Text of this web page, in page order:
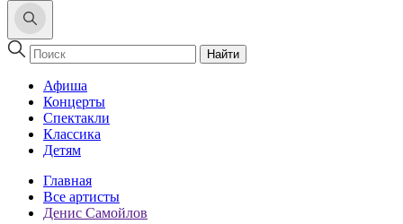
Найти
Афиша
Концерты
Спектакли
Классика
Детям
Главная
Все артисты
Денис Самойлов